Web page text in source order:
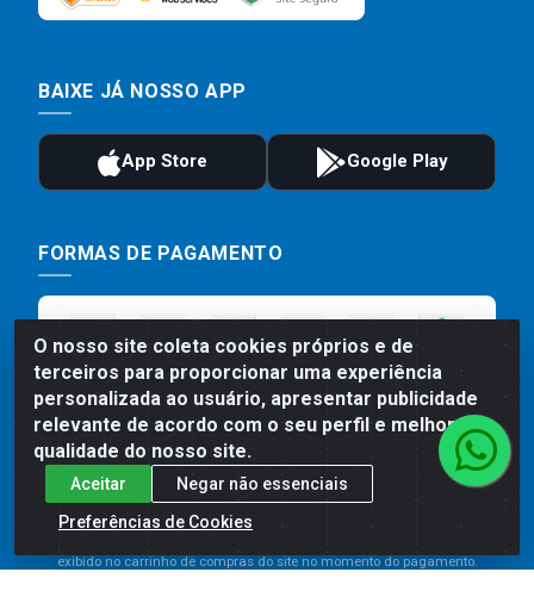
O nosso site coleta cookies próprios e de
terceiros para proporcionar uma experiência
personalizada ao usuário, apresentar publicidade
relevante de acordo com o seu perfil e melhorar a
qualidade do nosso site.
Aceitar
Negar não essenciais
Preferências de Cookies
BAIXE JÁ NOSSO APP
FORMAS DE PAGAMENTO
Preços, promoções, condições de pagamento e frete são válidos
para compras realizadas exclusivamente pelo site. Caso haja
exibido no carrinho de compras do site no momento do pagamento.